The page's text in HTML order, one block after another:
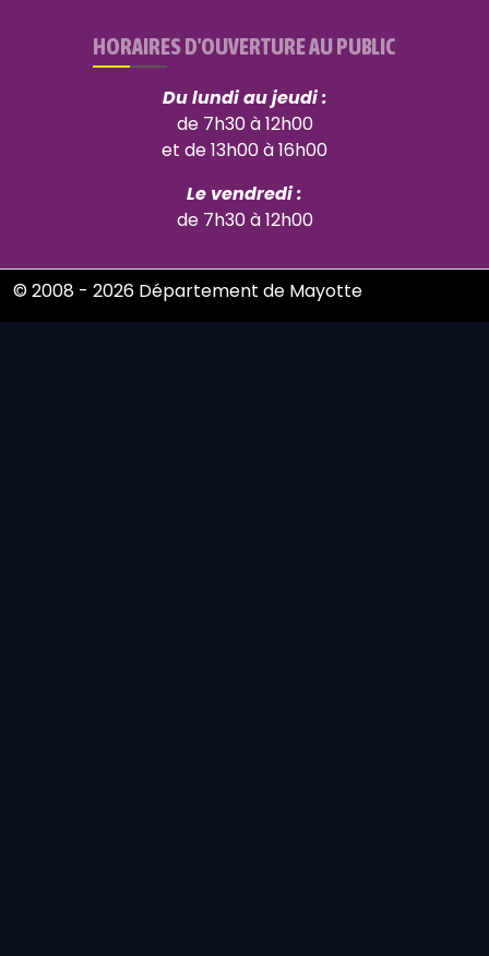
HORAIRES D'OUVERTURE AU PUBLIC
Du lundi au jeudi :
de 7h30 à 12h00
et de 13h00 à 16h00
Le vendredi :
de 7h30 à 12h00
© 2008 - 2026 Département de Mayotte